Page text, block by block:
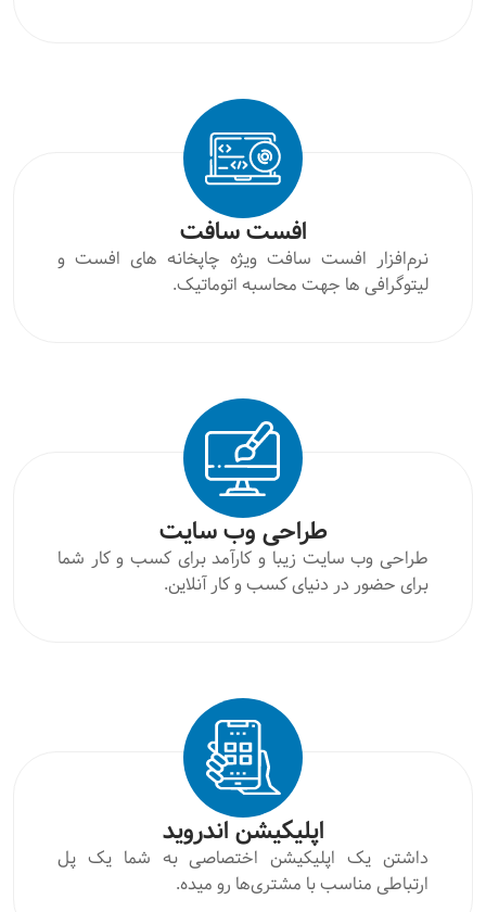
افست سافت
نرم‌افزار افست سافت ویژه چاپخانه های افست و
لیتوگرافی ها جهت محاسبه اتوماتیک.
طراحی وب سایت
طراحی وب سایت زیبا و کارآمد برای کسب و کار شما
برای حضور در دنیای کسب و کار آنلاین.
اپلیکیشن اندروید
داشتن یک اپلیکیشن اختصاصی به شما یک پل
ارتباطی مناسب با مشتری‌ها رو میده.